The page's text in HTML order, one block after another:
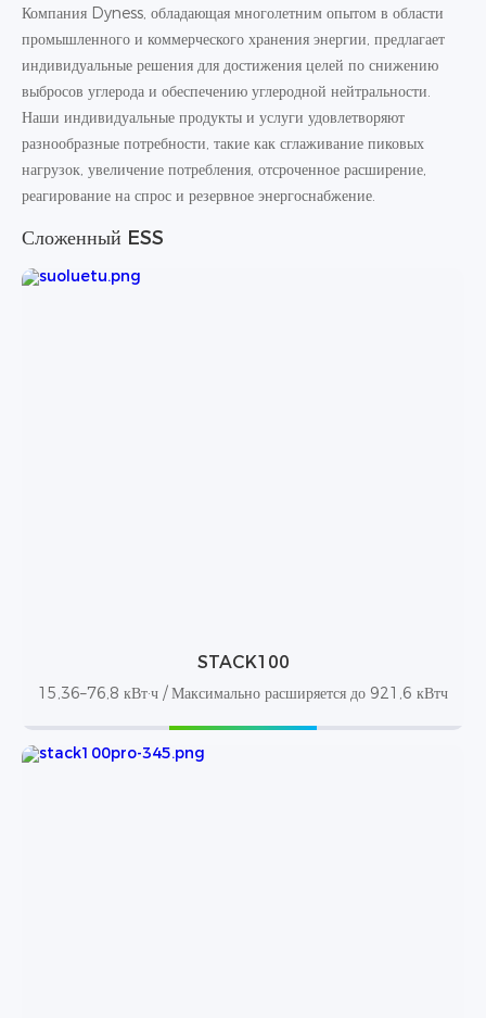
Компания Dyness, обладающая многолетним опытом в области
промышленного и коммерческого хранения энергии, предлагает
индивидуальные решения для достижения целей по снижению
выбросов углерода и обеспечению углеродной нейтральности.
Наши индивидуальные продукты и услуги удовлетворяют
разнообразные потребности, такие как сглаживание пиковых
нагрузок, увеличение потребления, отсроченное расширение,
реагирование на спрос и резервное энергоснабжение.
Сложенный ESS
STACK100
15,36–76,8 кВт·ч / Максимально расширяется до 921,6 кВтч